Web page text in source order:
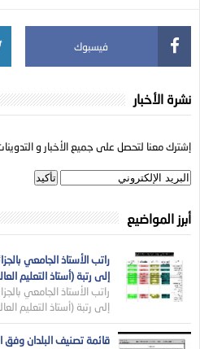
فيسبوك
نشرة الأخبار
إشترك معنا لتحصل على جميع الأخبار و
أبرز المواضيع
راتب الأستاذ الجامعي
إلى رتبة (أستاذ التعليم
راتب الأستاذ الجامعي
إلى رتبة (أستاذ التعليم
قائمة تصنيف البلدان وفق